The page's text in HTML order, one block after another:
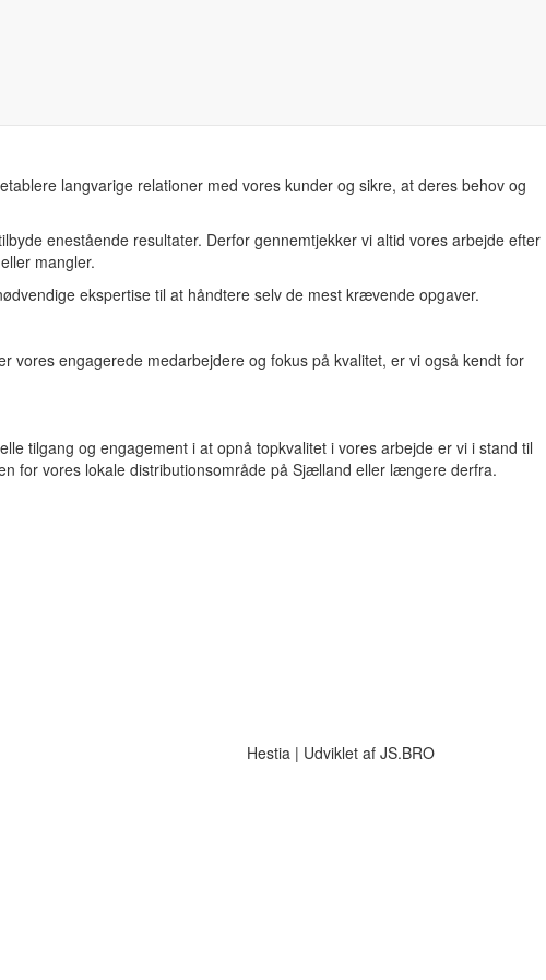
team kan repræsentere forskellige kulturer og perspektiver, hvilket beriger
langvarige relationer med vores kunder og sikre, at deres behov og
enestående resultater. Derfor gennemtjekker vi altid vores arbejde efter
mangler.
ekspertise til at håndtere selv de mest krævende opgaver.
vores engagerede medarbejdere og fokus på kvalitet, er vi også kendt for
tilgang og engagement i at opnå topkvalitet i vores arbejde er vi i stand til
for vores lokale distributionsområde på Sjælland eller længere derfra.
Hestia | Udviklet af